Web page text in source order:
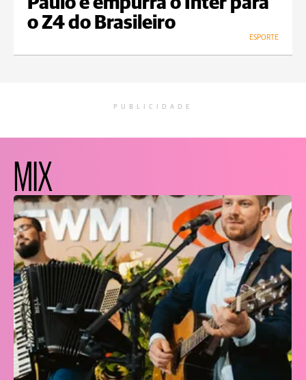
o Z4 do Brasileiro
ESPORTE
PUBLICIDADE
MIX